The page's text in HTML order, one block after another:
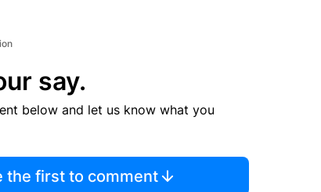
say.
below and let us know what you
the first to comment